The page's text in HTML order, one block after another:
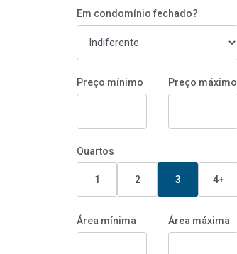
Em condomínio fechado?
Preço mínimo Preço máximo
Quartos
1 2 3 4+
Área mínima Área máxima